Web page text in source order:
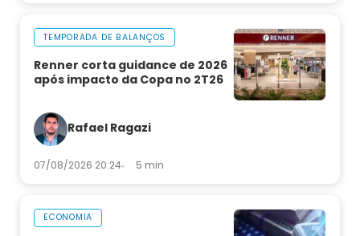
TEMPORADA DE BALANÇOS
Renner corta guidance de 2026
após impacto da Copa no 2T26
Rafael Ragazi
07/08/2026 20:24 5 min
ECONOMIA